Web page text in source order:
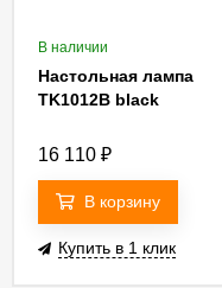
В наличии
Настольная лампа
TK1012B black
16 110 ₽
В корзину
Купить в 1 клик